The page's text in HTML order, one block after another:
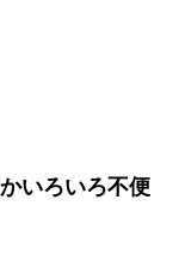
いろいろ不便